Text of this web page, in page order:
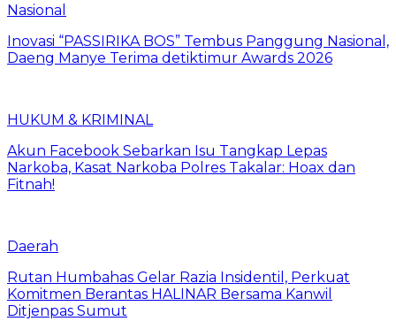
Nasional
Inovasi “PASSIRIKA BOS” Tembus Panggung Nasional,
Daeng Manye Terima detiktimur Awards 2026
HUKUM & KRIMINAL
Akun Facebook Sebarkan Isu Tangkap Lepas
Narkoba, Kasat Narkoba Polres Takalar: Hoax dan
Fitnah!
Daerah
Rutan Humbahas Gelar Razia Insidentil, Perkuat
Komitmen Berantas HALINAR Bersama Kanwil
Ditjenpas Sumut